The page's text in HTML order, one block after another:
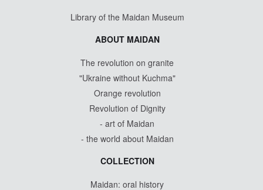
Library of the Maidan Museum
ABOUT MAIDAN
The revolution on granite
"Ukraine without Kuchma"
Orange revolution
Revolution of Dignity
- art of Maidan
- the world about Maidan
COLLECTION
Maidan: oral history